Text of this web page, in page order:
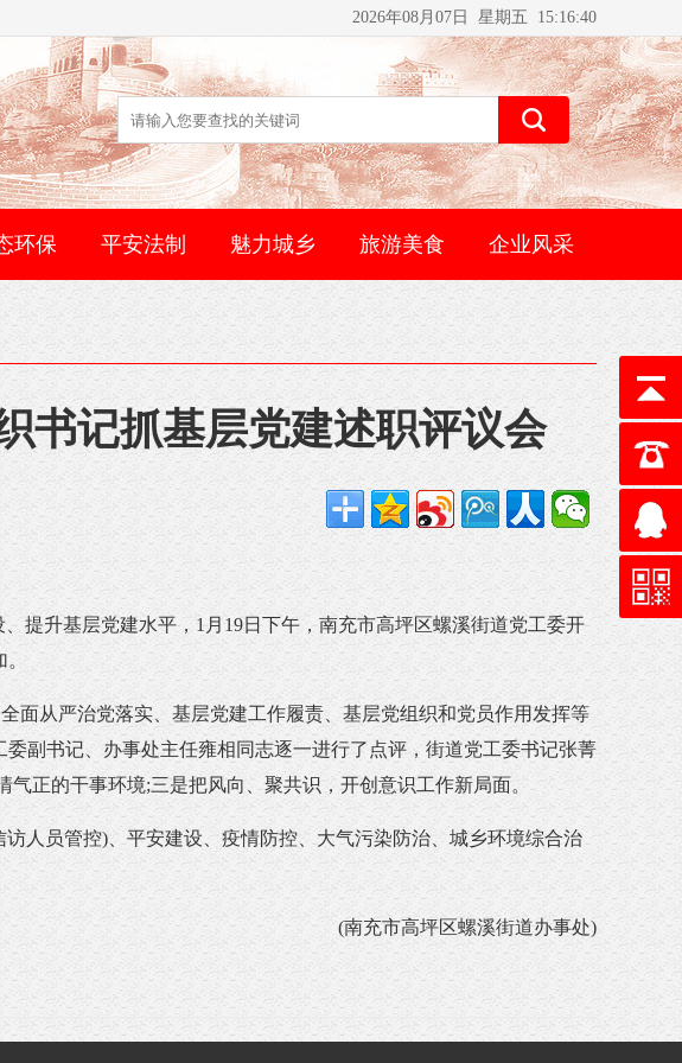
2026年08月07日 星期五 15:16:40
环保 平安法制 魅力城乡 旅游美食 企业风采
书记抓基层党建述职评议会
升基层党建水平，1月19日下午，南充市高坪区螺溪街道党工委开
从严治党落实、基层党建工作履责、基层党组织和党员作用发挥等
副书记、办事处主任雍相同志逐一进行了点评，街道党工委书记张菁
正的干事环境;三是把风向、聚共识，开创意识工作新局面。
员管控)、平安建设、疫情防控、大气污染防治、城乡环境综合治
(南充市高坪区螺溪街道办事处)